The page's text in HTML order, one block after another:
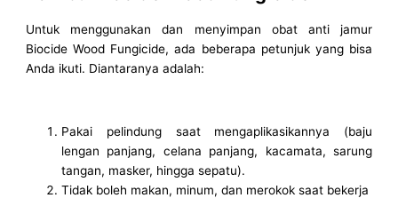
Untuk menggunakan dan menyimpan obat anti jamur
Biocide Wood Fungicide, ada beberapa petunjuk yang bisa
Anda ikuti. Diantaranya adalah:
Pakai pelindung saat mengaplikasikannya (baju
lengan panjang, celana panjang, kacamata, sarung
tangan, masker, hingga sepatu).
Tidak boleh makan, minum, dan merokok saat bekerja